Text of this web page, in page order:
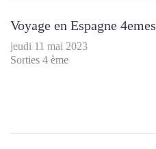
Voyage en Espagne 4emes
jeudi 11 mai 2023
Sorties 4 ème